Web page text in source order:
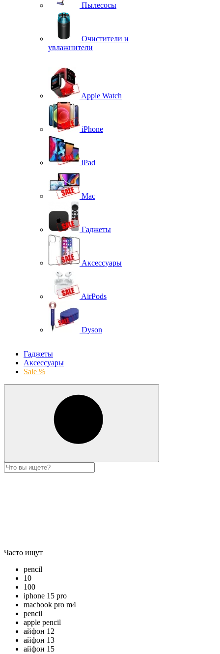
Пылесосы
Очистители и
увлажнители
Apple Watch
iPhone
iPad
Mac
Гаджеты
Аксессуары
AirPods
Dyson
Гаджеты
Аксессуары
Sale %
Часто ищут
pencil
10
100
iphone 15 pro
macbook pro m4
pencil
apple pencil
айфон 12
айфон 13
айфон 15